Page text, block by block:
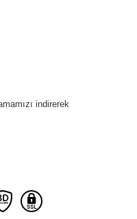
indirerek